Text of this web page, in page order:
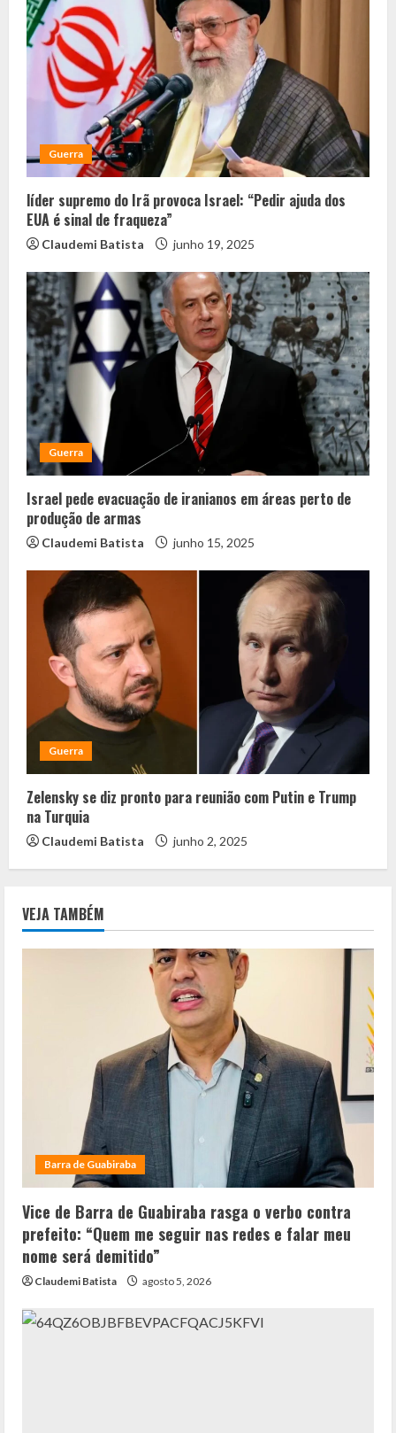
Guerra
líder supremo do Irã provoca Israel: “Pedir ajuda dos
EUA é sinal de fraqueza”
Claudemi Batista junho 19, 2025
Guerra
Israel pede evacuação de iranianos em áreas perto de
produção de armas
Claudemi Batista junho 15, 2025
Guerra
Zelensky se diz pronto para reunião com Putin e Trump
na Turquia
Claudemi Batista junho 2, 2025
VEJA TAMBÉM
Barra de Guabiraba
Vice de Barra de Guabiraba rasga o verbo contra
prefeito: “Quem me seguir nas redes e falar meu
nome será demitido”
Claudemi Batista agosto 5, 2026